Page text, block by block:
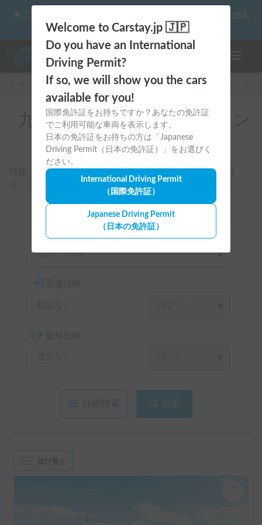
Welcome to Carstay.jp 🇯🇵
Do you have an International
Driving Permit?
If so, we will show you the cars
available for you!
国際免許証をお持ちですか？あなたの免許証
でご利用可能な車両を表示します。
日本の免許証をお持ちの方は「Japanese
Driving Permit（日本の免許証）」をお選びく
ださい。
International Driving Permit
（国際免許証）
Japanese Driving Permit
（日本の免許証）
☀️「大曲の花火」をキャンピングカーで最高の思い出にしません
か？
キャンピングカー・車中泊スポット予約はCarstay
九州・沖縄のレンタルキャン
ピングカー
阿蘇・屋久島・長崎など九州の絶景をバンライフで旅しよ
う。ファミリー・カップルにも最適な車種を今すぐ予約！
九州・沖縄
検索